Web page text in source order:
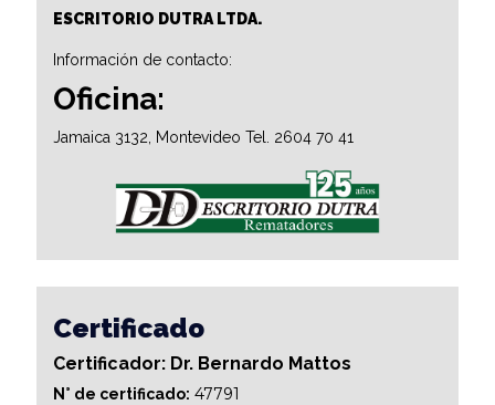
ESCRITORIO DUTRA LTDA.
Información de contacto:
Oficina:
Jamaica 3132, Montevideo Tel. 2604 70 41
Certificado
Certificador: Dr. Bernardo Mattos
N° de certificado: 47791